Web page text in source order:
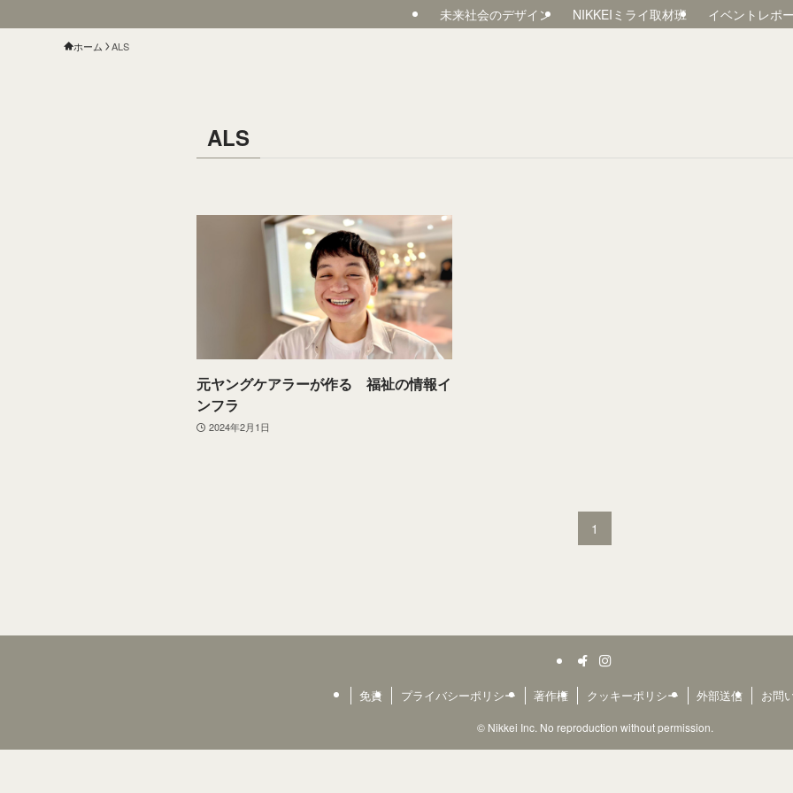
未来社会のデザイン NIKKEIミライ取材班 イベントレポ
ホーム ALS
ALS
元ヤングケアラーが作る 福祉の情報イ
ンフラ
2024年2月1日
1
免責 プライバシーポリシー 著作権 クッキーポリシー 外部送信 お問
©Nikkei Inc. No reproduction without permission.